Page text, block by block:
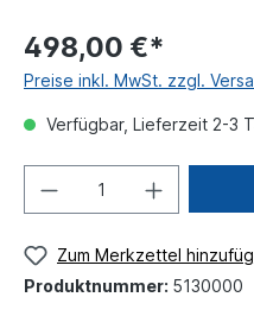
498,00 €*
Preise inkl. MwSt. zzgl.
Verfügbar, Lieferzeit 2-3
Zum Merkzettel
Produktnummer: 5130000